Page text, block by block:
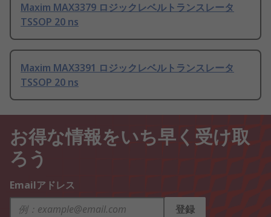
Maxim MAX3379 ロジックレベルトランスレータ
TSSOP 20 ns
Maxim MAX3391 ロジックレベルトランスレータ
TSSOP 20 ns
お得な情報をいち早く受け取
ろう
Emailアドレス
登録